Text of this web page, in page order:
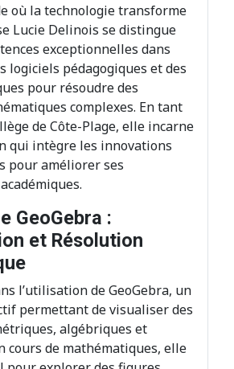
où la technologie transforme
Lucie Delinois se distingue
exceptionnelles dans
logiciels pédagogiques et des
pour résoudre des
complexes. En tant
de Côte-Plage, elle incarne
qui intègre les innovations
pour améliorer ses
GeoGebra :
et Résolution
l’utilisation de GeoGebra, un
permettant de visualiser des
algébriques et
cours de mathématiques, elle